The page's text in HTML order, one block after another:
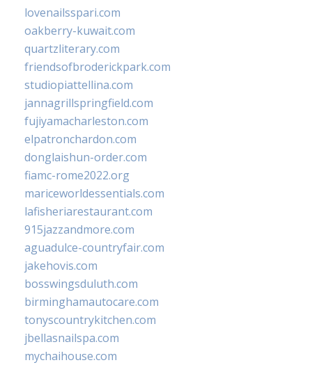
lovenailsspari.com
oakberry-kuwait.com
quartzliterary.com
friendsofbroderickpark.com
studiopiattellina.com
jannagrillspringfield.com
fujiyamacharleston.com
elpatronchardon.com
donglaishun-order.com
fiamc-rome2022.org
mariceworldessentials.com
lafisheriarestaurant.com
915jazzandmore.com
aguadulce-countryfair.com
jakehovis.com
bosswingsduluth.com
birminghamautocare.com
tonyscountrykitchen.com
jbellasnailspa.com
mychaihouse.com